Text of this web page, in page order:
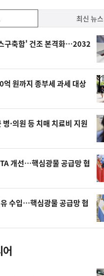
최신 뉴스
구축함' 건조 본격화…2032
원까지 종부세 과세 대상
·의원 등 치매 치료비 지원
개선…핵심광물 공급망 협
수입…핵심광물 공급망 협